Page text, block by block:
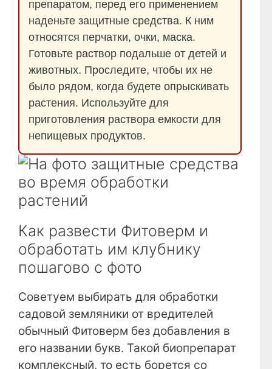
препаратом, перед его применением
наденьте защитные средства. К ним
относятся перчатки, очки, маска.
Готовьте раствор подальше от детей и
животных. Проследите, чтобы их не
было рядом, когда будете опрыскивать
растения. Используйте для
приготовления раствора емкости для
непищевых продуктов.
Как развести Фитоверм и
обработать им клубнику
пошагово с фото
Советуем выбирать для обработки
садовой земляники от вредителей
обычный Фитоверм без добавления в
его названии букв. Такой биопрепарат
комплексный, то есть борется со